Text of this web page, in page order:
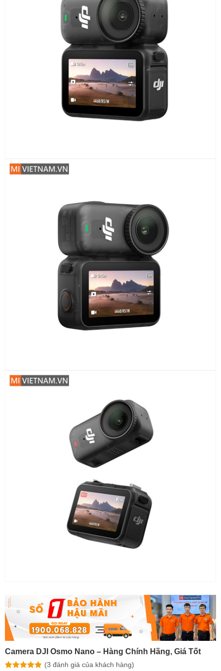
Camera DJI Osmo Nano – Hàng Chính Hãng, Giá Tốt
(3 đánh giá của khách hàng)